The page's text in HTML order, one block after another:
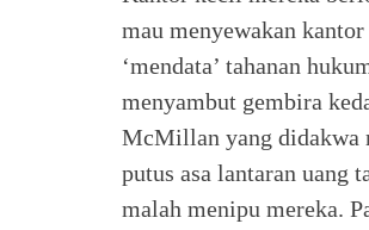
mau menyewakan
‘mendata’ tahanan
menyambut gembira
McMillan yang didakwa
putus asa lantaran uang
malah menipu mereka.